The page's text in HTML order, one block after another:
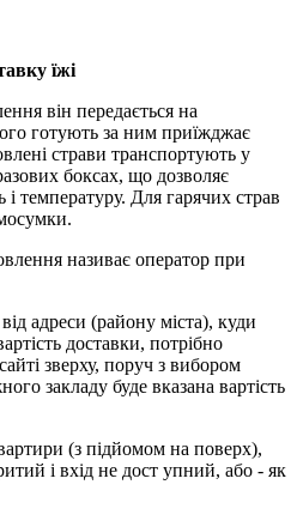
їжі
він передається на
готують за ним приїжджає
страви транспортують у
боксах, що дозволяє
і температуру. Для гарячих страв
називає оператор при
адреси (району міста), куди
доставки, потрібно
зверху, поруч з вибором
закладу буде вказана вартість
(з підйомом на поверх),
і вхід не дост упний, або - як